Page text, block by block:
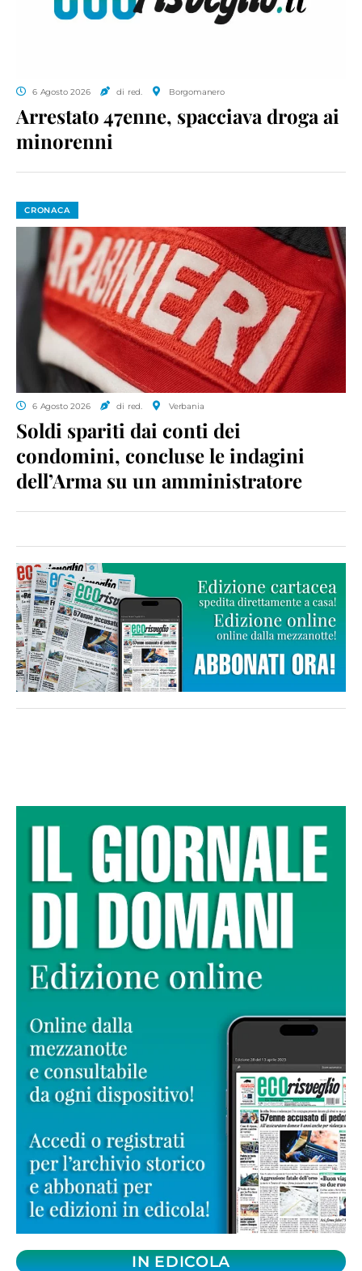
6 Agosto 2026 di red. Borgomanero
Arrestato 47enne, spacciava droga ai
minorenni
CRONACA
6 Agosto 2026 di red. Verbania
Soldi spariti dai conti dei
condomini, concluse le indagini
dell’Arma su un amministratore
IN EDICOLA